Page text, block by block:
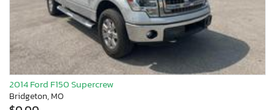
2014 Ford F150 Supercrew
Bridgeton, MO